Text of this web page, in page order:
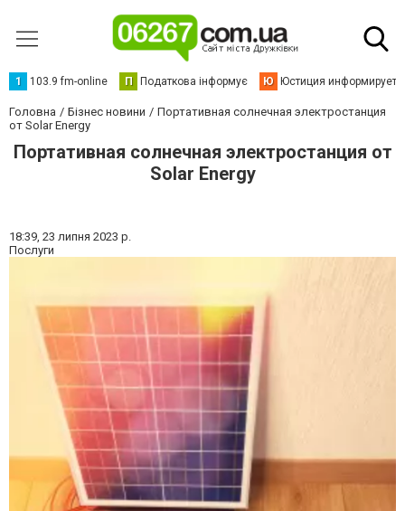
1 103.9 fm-online П Податкова інформує Ю Юстиция информирует
Головна Бізнес новини
Портативная солнечная электростанция
от Solar Energy
Портативная солнечная электростанция от
Solar Energy
18:39, 23 липня 2023 р.
Послуги